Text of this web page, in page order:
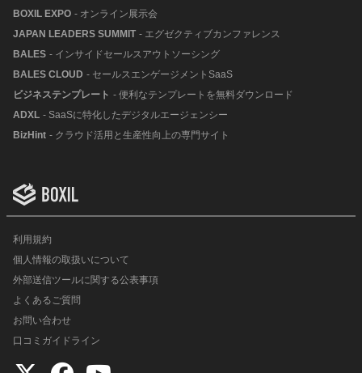
BOXIL EXPO - オンライン展示会
JAPAN LEADERS SUMMIT - エグゼクティブカンファレンス
BALES - インサイドセールスアウトソーシング
BALES CLOUD - セールスエンゲージメントSaaS
ビジネステンプレート - 便利なテンプレートを無料ダウンロード
ADXL - SaaSに特化したデジタルエージェンシー
BizHint - クラウド活用と生産性向上の専門サイト
利用規約
個人情報の取扱いについて
外部送信ツールに関する公表事項
よくあるご質問
お問い合わせ
口コミガイドライン